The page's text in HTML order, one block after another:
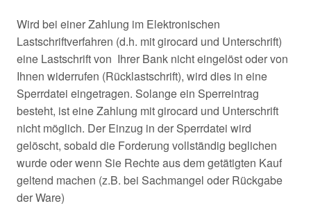
Wird bei einer Zahlung im Elektronischen
Lastschriftverfahren (d.h. mit girocard und Unterschrift)
eine Lastschrift von Ihrer Bank nicht eingelöst oder von
Ihnen widerrufen (Rücklastschrift), wird dies in eine
Sperrdatei eingetragen. Solange ein Sperreintrag
besteht, ist eine Zahlung mit girocard und Unterschrift
nicht möglich. Der Einzug in der Sperrdatei wird
gelöscht, sobald die Forderung vollständig beglichen
wurde oder wenn Sie Rechte aus dem getätigten Kauf
geltend machen (z.B. bei Sachmangel oder Rückgabe
der Ware)